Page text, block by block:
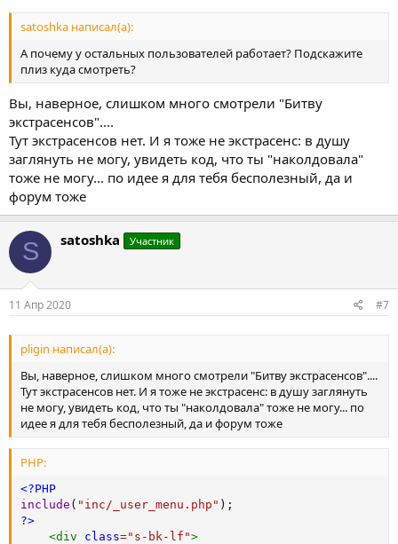
satoshka написал(а):
А почему у остальных пользователей работает? Подскажите
плиз куда смотреть?
Вы, наверное, слишком много смотрели "Битву
экстрасенсов"....
Тут экстрасенсов нет. И я тоже не экстрасенс: в душу
заглянуть не могу, увидеть код, что ты "наколдовала"
тоже не могу... по идее я для тебя бесполезный, да и
форум тоже
S satoshka Участник
11 Апр 2020 #7
pligin написал(а):
Вы, наверное, слишком много смотрели "Битву экстрасенсов"....
Тут экстрасенсов нет. И я тоже не экстрасенс: в душу заглянуть
не могу, увидеть код, что ты "наколдовала" тоже не могу... по
идее я для тебя бесполезный, да и форум тоже
PHP:
<?PHP
include ( "inc/_user_menu.php" ) ;
?>
<div class=" s-bk-lf ">